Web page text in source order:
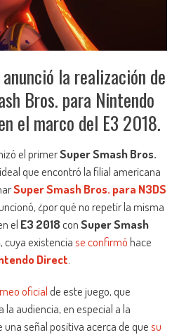
la realización de
Bros. para Nintendo
el marco del E3 2018.
el primerSuper Smash Bros.
que encontró la filial americana
Super Smash Bros. para N3DS
¿por qué no repetir la misma
el E3 2018conSuper Smash
, cuya existenciase confirmóhace
Direct
oficialde este juego, que
audiencia, en especial a la
señal positiva acerca de quesu